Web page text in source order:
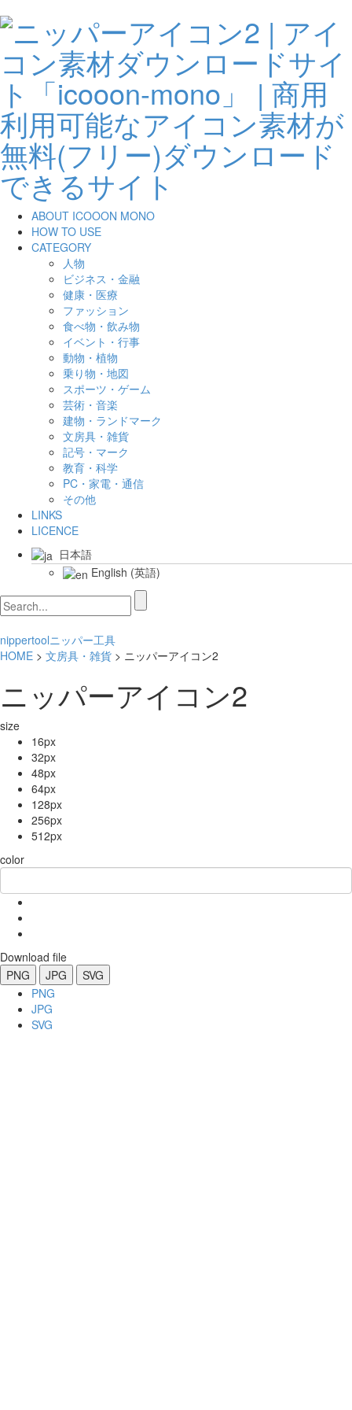
ABOUT ICOOON MONO
HOW TO USE
CATEGORY
人物
ビジネス・金融
健康・医療
ファッション
食べ物・飲み物
イベント・行事
動物・植物
乗り物・地図
スポーツ・ゲーム
芸術・音楽
建物・ランドマーク
文房具・雑貨
記号・マーク
教育・科学
PC・家電・通信
その他
LINKS
LICENCE
日本語
English (英語)
nippertoolニッパー工具
HOME > 文房具・雑貨 > ニッパーアイコン2
ニッパーアイコン2
size
16px
32px
48px
64px
128px
256px
512px
color
Download file
PNG
JPG
SVG
PNG
JPG
SVG